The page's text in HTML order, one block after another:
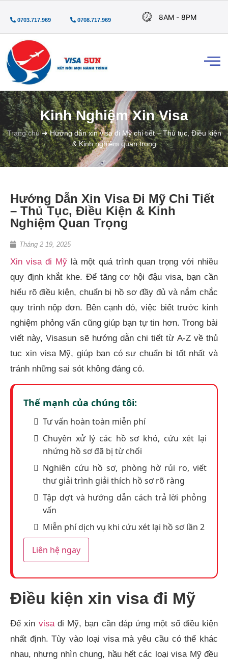
0703.717.969 0708.717.969 8AM - 8PM
Kinh Nghiệm Xin Visa
Trang chủ➜Hướng dẫn xin visa đi Mỹ chi tiết – Thủ tục, Điều kiện
& Kinh nghiệm quan trọng
Hướng Dẫn Xin Visa Đi Mỹ Chi Tiết
– Thủ Tục, Điều Kiện & Kinh
Nghiệm Quan Trọng
Tháng 2 19, 2025
Xin visa đi Mỹ là một quá trình quan trọng với nhiều
quy định khắt khe. Để tăng cơ hội đậu visa, bạn cần
hiểu rõ điều kiện, chuẩn bị hồ sơ đầy đủ và nắm chắc
quy trình nộp đơn. Bên cạnh đó, việc biết trước kinh
nghiệm phỏng vấn cũng giúp bạn tự tin hơn. Trong bài
viết này, Visasun sẽ hướng dẫn chi tiết từ A-Z về thủ
tục xin visa Mỹ, giúp bạn có sự chuẩn bị tốt nhất và
tránh những sai sót không đáng có.
Thế mạnh của chúng tôi:
Tư vấn hoàn toàn miễn phí
Chuyên xử lý các hồ sơ khó, cứu xét lại
nhứng hồ sơ đã bị từ chối
Nghiên cứu hồ sơ, phòng hờ rủi ro, viết
thư giải trình giải thích hồ sơ rõ ràng
Tập dợt và hướng dẫn cách trả lời phỏng
vấn
Miễn phí dịch vụ khi cứu xét lại hồ sơ lần 2
Liên hệ ngay
Điều kiện xin visa đi Mỹ
Để xin visađi Mỹ, bạn cần đáp ứng một số điều kiện
nhất định. Tùy vào loại visa mà yêu cầu có thể khác
nhau, nhưng nhìn chung, hầu hết các loại visa Mỹ đều